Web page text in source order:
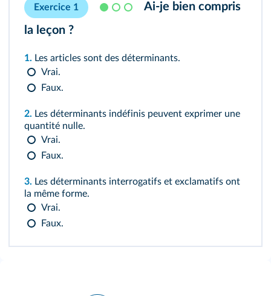
Exercice 1
Ai‑je bien compris
la leçon ?
1. Les articles sont des déterminants.
Vrai.
Faux.
2. Les déterminants indéfinis peuvent exprimer une
quantité nulle.
Vrai.
Faux.
3. Les déterminants interrogatifs et exclamatifs ont
la même forme.
Vrai.
Faux.